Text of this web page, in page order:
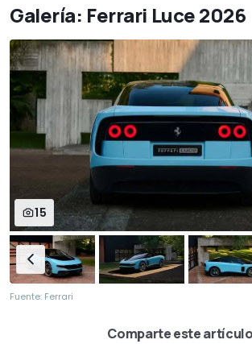
Galería: Ferrari Luce 2026
15
Fuente: Ferrari
Comparte este artículo